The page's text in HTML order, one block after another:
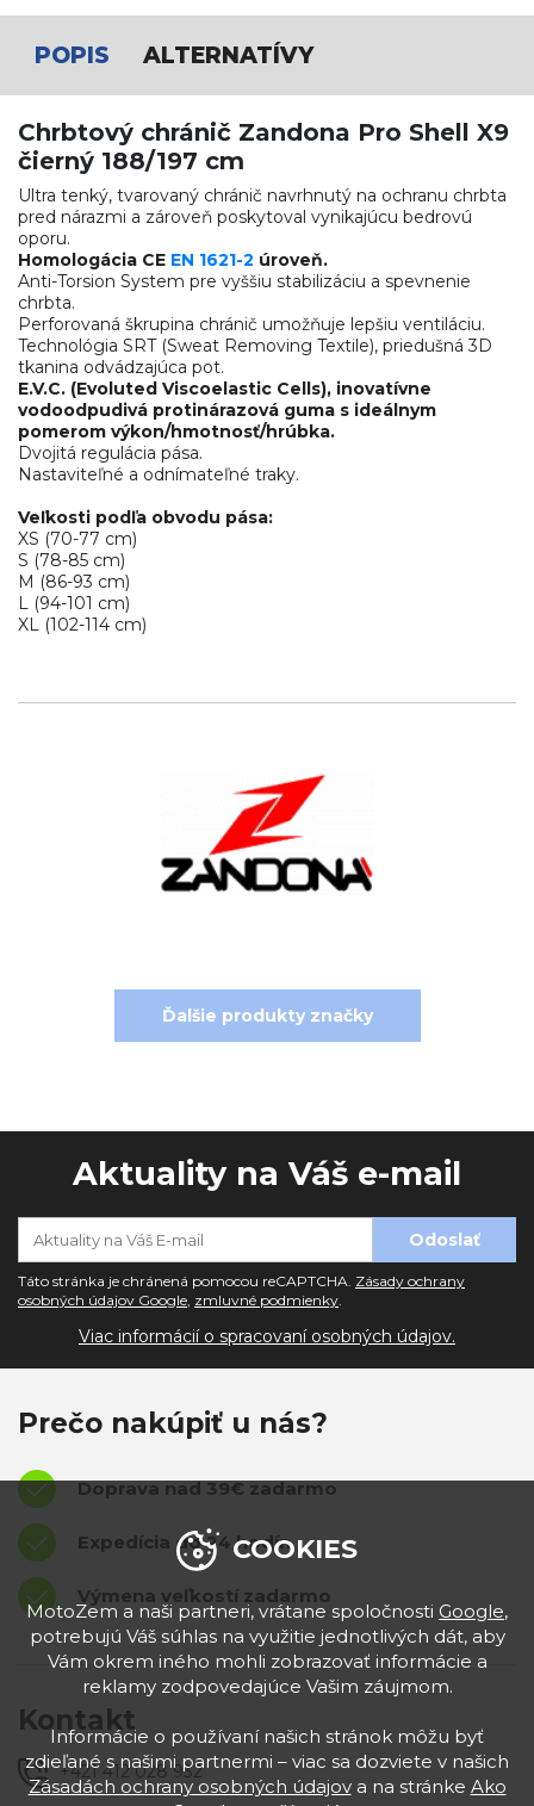
POPIS ALTERNATÍVY
Chrbtový chránič Zandona Pro Shell X9
čierný 188/197 cm
Ultra tenký, tvarovaný chránič navrhnutý na ochranu chrbta
pred nárazmi a zároveň poskytoval vynikajúcu bedrovú
oporu.
Homologácia CE EN 1621-2 úroveň.
Anti-Torsion System pre vyššiu stabilizáciu a spevnenie
chrbta.
Perforovaná škrupina chránič umožňuje lepšiu ventiláciu.
Technológia SRT (Sweat Removing Textile), priedušná 3D
tkanina odvádzajúca pot.
E.V.C. (Evoluted Viscoelastic Cells), inovatívne
vodoodpudivá protinárazová guma s ideálnym
pomerom výkon/hmotnosť/hrúbka.
Dvojitá regulácia pása.
Nastaviteľné a odnímateľné traky.
Veľkosti podľa obvodu pása:
XS (70-77 cm)
S (78-85 cm)
M (86-93 cm)
L (94-101 cm)
XL (102-114 cm)
Ďalšie produkty značky
Aktuality na Váš e-mail
Táto stránka je chránená pomocou reCAPTCHA. Zásady ochrany
osobných údajov Google, zmluvné podmienky.
Viac informácií o spracovaní osobných údajov.
Prečo nakúpiť u nás?
Doprava nad 39€ zadarmo
Expedícia do 24 hodín
Výmena veľkostí zadarmo
Kontakt
+421 412 028 932
COOKIES
MotoZem a naši partneri, vrátane spoločnosti Google,
potrebujú Váš súhlas na využitie jednotlivých dát, aby
Vám okrem iného mohli zobrazovať informácie a
reklamy zodpovedajúce Vašim záujmom.
Informácie o používaní našich stránok môžu byť
zdieľané s našimi partnermi – viac sa dozviete v našich
Zásadách ochrany osobných údajova na stránke Ako